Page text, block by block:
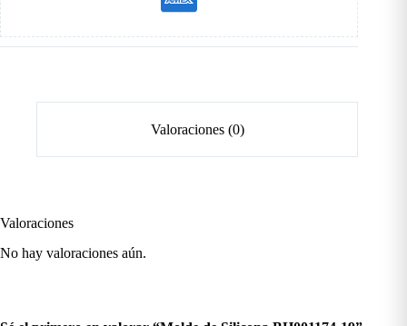
Valoraciones (0)
Valoraciones
No hay valoraciones aún.